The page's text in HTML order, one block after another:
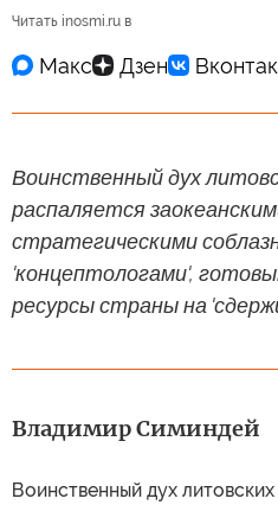
Читать inosmi.ru в
Воинственный дух
распаляется
стратегическими
'концептологами',
ресурсы страны на
Владимир Симиндей
Воинственный дух